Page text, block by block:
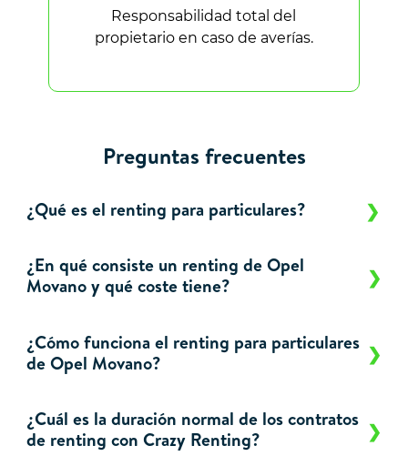
Responsabilidad total del
propietario en caso de averías.
Preguntas frecuentes
¿Qué es el renting para particulares?
¿En qué consiste un renting de Opel
Movano y qué coste tiene?
¿Cómo funciona el renting para particulares
de Opel Movano?
¿Cuál es la duración normal de los contratos
de renting con Crazy Renting?